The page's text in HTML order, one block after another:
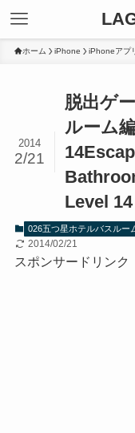
ホーム iPhone iPhoneアプ
脱出ゲ
ルーム
14
Level 14
2014
2/21
026五つ星ホテルバスルー
2014/02/21
スポンサードリンク